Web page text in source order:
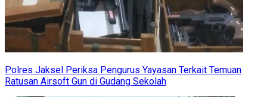
Polres Jaksel Periksa Pengurus Yayasan Terkait Temuan
Ratusan Airsoft Gun di Gudang Sekolah